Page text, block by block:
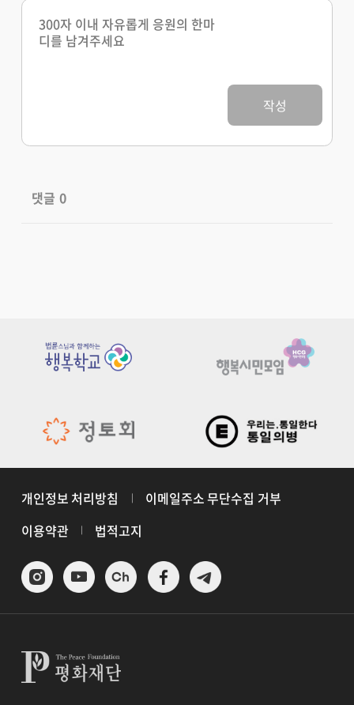
작성
댓글 0
개인정보 처리방침
이메일주소 무단수집 거부
이용약관
법적고지